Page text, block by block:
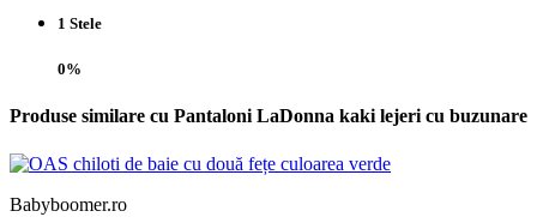
1 Stele
0%
Produse similare cu Pantaloni LaDonna kaki lejeri cu buzunare
Babyboomer.ro